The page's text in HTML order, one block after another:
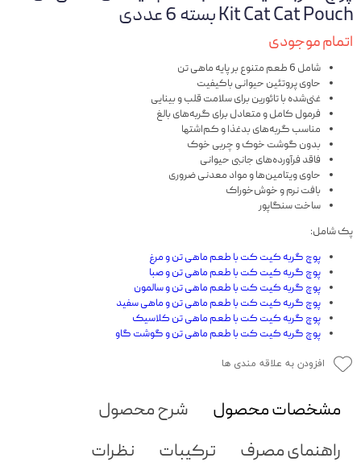
Kit Cat Cat Pouch بسته 6 عددی
اتمام موجودی
شامل 6 طعم متنوع بر پایه ماهی تن
حاوی پروتئین حیوانی باکیفیت
غنی‌شده با تائورین برای سلامت قلب و بینایی
فرمول کامل و متعادل برای گربه‌های بالغ
مناسب گربه‌های بدغذا و کم‌اشتها
بدون گوشت خوک و چربی خوک
فاقد فرآورده‌های جانبی حیوانی
حاوی ویتامین‌ها و مواد معدنی ضروری
بافت نرم و خوش‌خوراک
ساخت سنگاپور
پک شامل:
پوچ گربه کیت کت با طعم ماهی تن و مرغ
پوچ گربه کیت کت با طعم ماهی تن و صبا
پوچ گربه کیت کت با طعم ماهی تن و سالمون
پوچ گربه کیت کت با طعم ماهی تن و ماهی سفید
پوچ گربه کیت کت با طعم ماهی تن کلاسیک
پوچ گربه کیت کت با طعم ماهی تن و گوشت گاو
افزودن به علاقه مندی ها
مشخصات محصول
شرح محصول
راهنمای مصرف
ترکیبات نظرات